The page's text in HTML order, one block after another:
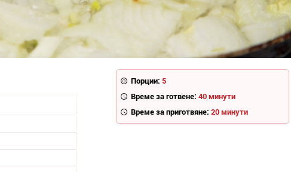
Порции: 5
Време за готвене: 40 минути
Време за приготвяне: 20 минути